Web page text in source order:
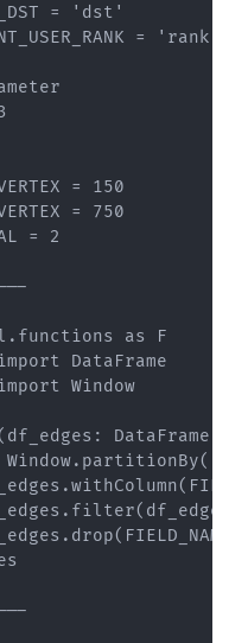
= 'dst'
= 'rank'
= 150
= 750
= 2
as F
DataFrame
Window